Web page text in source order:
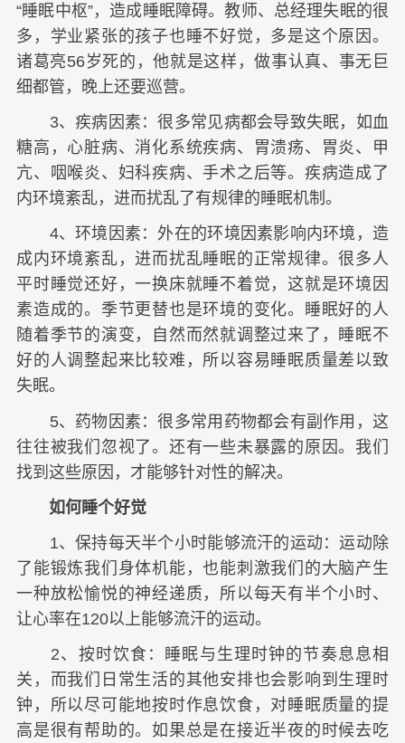
“睡眠中枢”，造成睡眠障碍。教师、总经理失眠的很
多，学业紧张的孩子也睡不好觉，多是这个原因。
诸葛亮56岁死的，他就是这样，做事认真、事无巨
细都管，晚上还要巡营。
3、疾病因素：很多常见病都会导致失眠，如血
糖高，心脏病、消化系统疾病、胃溃疡、胃炎、甲
亢、咽喉炎、妇科疾病、手术之后等。疾病造成了
内环境紊乱，进而扰乱了有规律的睡眠机制。
4、环境因素：外在的环境因素影响内环境，造
成内环境紊乱，进而扰乱睡眠的正常规律。很多人
平时睡觉还好，一换床就睡不着觉，这就是环境因
素造成的。季节更替也是环境的变化。睡眠好的人
随着季节的演变，自然而然就调整过来了，睡眠不
好的人调整起来比较难，所以容易睡眠质量差以致
失眠。
5、药物因素：很多常用药物都会有副作用，这
往往被我们忽视了。还有一些未暴露的原因。我们
找到这些原因，才能够针对性的解决。
如何睡个好觉
1、保持每天半个小时能够流汗的运动：运动除
了能锻炼我们身体机能，也能刺激我们的大脑产生
一种放松愉悦的神经递质，所以每天有半个小时、
让心率在120以上能够流汗的运动。
2、按时饮食：睡眠与生理时钟的节奏息息相
关，而我们日常生活的其他安排也会影响到生理时
钟，所以尽可能地按时作息饮食，对睡眠质量的提
高是很有帮助的。如果总是在接近半夜的时候去吃